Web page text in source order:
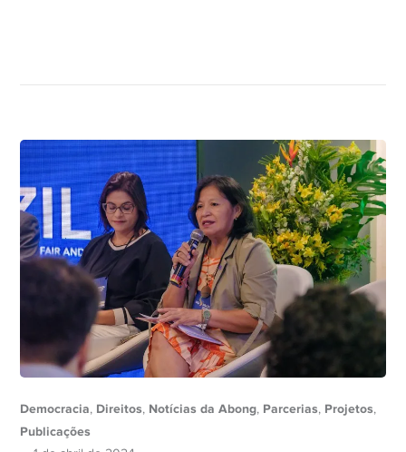
Democracia, Direitos, Notícias da Abong, Parcerias, Projetos,
Publicações